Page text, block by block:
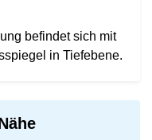
befindet sich mit
in Tiefebene.